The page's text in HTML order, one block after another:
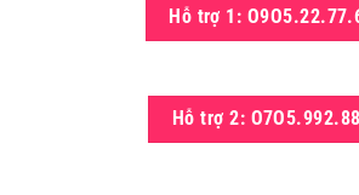
Hỗ trợ 1:
Hỗ trợ 2: